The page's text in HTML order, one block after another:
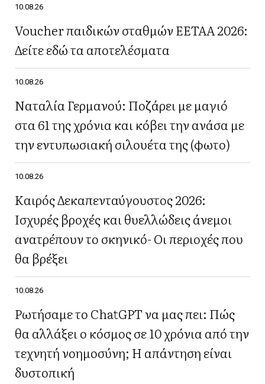
10.08.26
Voucher παιδικών σταθμών ΕΕΤΑΑ 2026:
Δείτε εδώ τα αποτελέσματα
10.08.26
Ναταλία Γερμανού: Ποζάρει με μαγιό
στα 61 της χρόνια και κόβει την ανάσα με
την εντυπωσιακή σιλουέτα της (φωτο)
10.08.26
Καιρός Δεκαπενταύγουστος 2026:
Ισχυρές βροχές και θυελλώδεις άνεμοι
ανατρέπουν το σκηνικό- Οι περιοχές που
θα βρέξει
10.08.26
Ρωτήσαμε το ChatGPT να μας πει: Πώς
θα αλλάξει ο κόσμος σε 10 χρόνια από την
τεχνητή νοημοσύνη; Η απάντηση είναι
δυστοπική